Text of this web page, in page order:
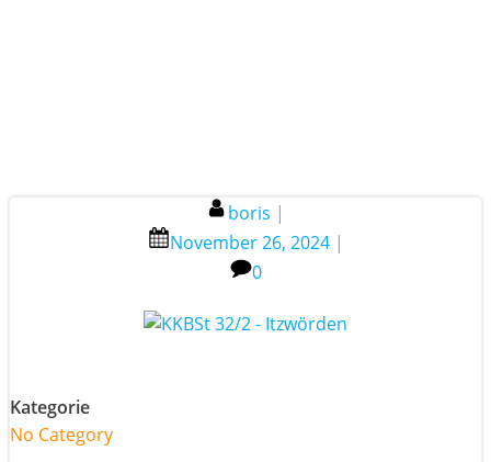
boris |
November 26, 2024 |
0
Kategorie
No Category